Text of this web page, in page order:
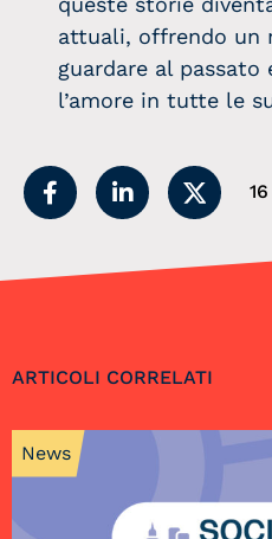
attuali, offrendo un
guardare al passato
l’amore in tutte le
ARTICOLI CORRELATI
News